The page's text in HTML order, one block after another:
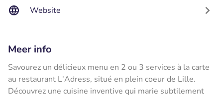
Website
Meer info
Savourez un délicieux menu en 2 ou 3 services à la carte
au restaurant L'Adress, situé en plein coeur de Lille.
Découvrez une cuisine inventive qui marie subtilement